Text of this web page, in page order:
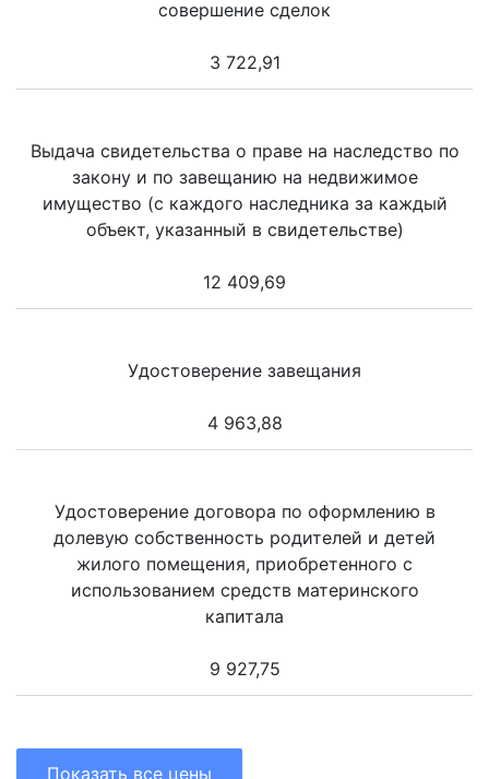
совершение сделок
3 722,91
Выдача свидетельства о праве на наследство по
закону и по завещанию на недвижимое
имущество (с каждого наследника за каждый
объект, указанный в свидетельстве)
12 409,69
Удостоверение завещания
4 963,88
Удостоверение договора по оформлению в
долевую собственность родителей и детей
жилого помещения, приобретенного с
использованием средств материнского
капитала
9 927,75
Показать все цены